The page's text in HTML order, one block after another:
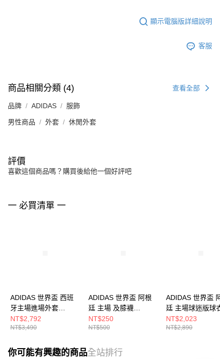
顯示電腦版詳細說明
客服
商品相關分類 (4) 查看全部
品牌 ADIDAS 服飾
男性商品 外套 休閒外套
評價
喜歡這個商品嗎？購買後給他一個好評吧
一 必買清單 一
ADIDAS 世界盃 西班
牙主場進場外套
JZ2253
NT$2,792
NT$3,490
ADIDAS 世界盃 阿根
廷 主場 及膝襪
JM8891
NT$250
NT$500
ADIDAS 世界盃
廷 主場球迷版球
JM8396
NT$2,023
NT$2,890
你可能有興趣的商品全站排行